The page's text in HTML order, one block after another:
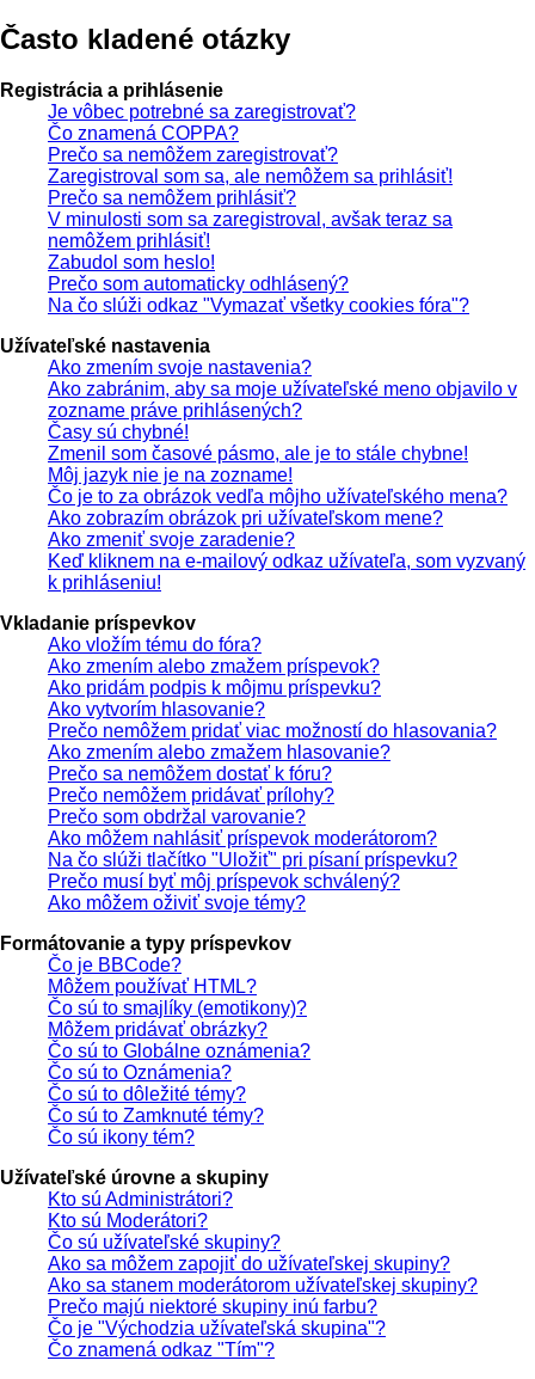
Často kladené otázky
Registrácia a prihlásenie
Je vôbec potrebné sa zaregistrovať?
Čo znamená COPPA?
Prečo sa nemôžem zaregistrovať?
Zaregistroval som sa, ale nemôžem sa prihlásiť!
Prečo sa nemôžem prihlásiť?
V minulosti som sa zaregistroval, avšak teraz sa
nemôžem prihlásiť!
Zabudol som heslo!
Prečo som automaticky odhlásený?
Na čo slúži odkaz "Vymazať všetky cookies fóra"?
Užívateľské nastavenia
Ako zmením svoje nastavenia?
Ako zabránim, aby sa moje užívateľské meno objavilo v
zozname práve prihlásených?
Časy sú chybné!
Zmenil som časové pásmo, ale je to stále chybne!
Môj jazyk nie je na zozname!
Čo je to za obrázok vedľa môjho užívateľského mena?
Ako zobrazím obrázok pri užívateľskom mene?
Ako zmeniť svoje zaradenie?
Keď kliknem na e-mailový odkaz užívateľa, som vyzvaný
k prihláseniu!
Vkladanie príspevkov
Ako vložím tému do fóra?
Ako zmením alebo zmažem príspevok?
Ako pridám podpis k môjmu príspevku?
Ako vytvorím hlasovanie?
Prečo nemôžem pridať viac možností do hlasovania?
Ako zmením alebo zmažem hlasovanie?
Prečo sa nemôžem dostať k fóru?
Prečo nemôžem pridávať prílohy?
Prečo som obdržal varovanie?
Ako môžem nahlásiť príspevok moderátorom?
Na čo slúži tlačítko "Uložiť" pri písaní príspevku?
Prečo musí byť môj príspevok schválený?
Ako môžem oživiť svoje témy?
Formátovanie a typy príspevkov
Čo je BBCode?
Môžem používať HTML?
Čo sú to smajlíky (emotikony)?
Môžem pridávať obrázky?
Čo sú to Globálne oznámenia?
Čo sú to Oznámenia?
Čo sú to dôležité témy?
Čo sú to Zamknuté témy?
Čo sú ikony tém?
Užívateľské úrovne a skupiny
Kto sú Administrátori?
Kto sú Moderátori?
Čo sú užívateľské skupiny?
Ako sa môžem zapojiť do užívateľskej skupiny?
Ako sa stanem moderátorom užívateľskej skupiny?
Prečo majú niektoré skupiny inú farbu?
Čo je "Východzia užívateľská skupina"?
Čo znamená odkaz "Tím"?